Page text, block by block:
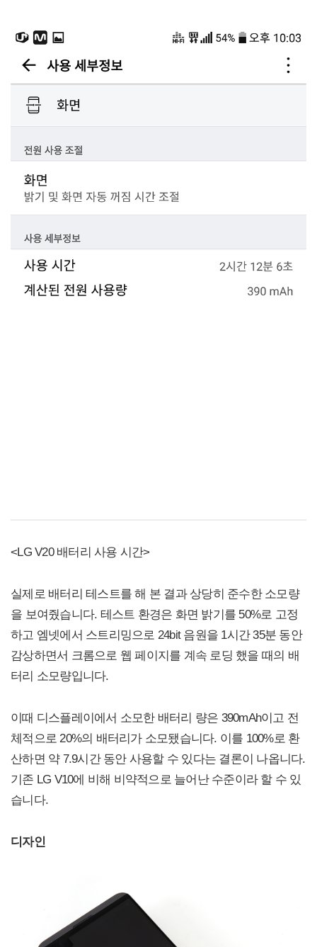
<LG V20 배터리 사용 시간>
실제로 배터리 테스트를 해 본 결과 상당히 준수한 소모량
을 보여줬습니다. 테스트 환경은 화면 밝기를 50%로 고정
하고 엠넷에서 스트리밍으로 24bit 음원을 1시간 35분 동안
감상하면서 크롬으로 웹 페이지를 계속 로딩 했을 때의 배
터리 소모량입니다.
이때 디스플레이에서 소모한 배터리 량은 390mAh이고 전
체적으로 20%의 배터리가 소모됐습니다. 이를 100%로 환
산하면 약 7.9시간 동안 사용할 수 있다는 결론이 나옵니다.
기존 LG V10에 비해 비약적으로 늘어난 수준이라 할 수 있
습니다.
디자인